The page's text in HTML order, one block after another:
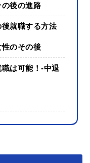
後の進路
就職する方法
性のその後
は可能！‐中退